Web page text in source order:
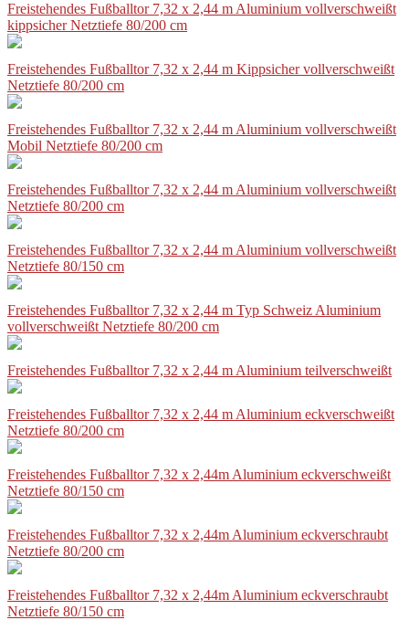
Freistehendes Fußballtor 7,32 x 2,44 m Aluminium vollverschweißt
kippsicher Netztiefe 80/200 cm
Freistehendes Fußballtor 7,32 x 2,44 m Kippsicher vollverschweißt
Netztiefe 80/200 cm
Freistehendes Fußballtor 7,32 x 2,44 m Aluminium vollverschweißt
Mobil Netztiefe 80/200 cm
Freistehendes Fußballtor 7,32 x 2,44 m Aluminium vollverschweißt
Netztiefe 80/200 cm
Freistehendes Fußballtor 7,32 x 2,44 m Aluminium vollverschweißt
Netztiefe 80/150 cm
Freistehendes Fußballtor 7,32 x 2,44 m Typ Schweiz Aluminium
vollverschweißt Netztiefe 80/200 cm
Freistehendes Fußballtor 7,32 x 2,44 m Aluminium teilverschweißt
Freistehendes Fußballtor 7,32 x 2,44 m Aluminium eckverschweißt
Netztiefe 80/200 cm
Freistehendes Fußballtor 7,32 x 2,44m Aluminium eckverschweißt
Netztiefe 80/150 cm
Freistehendes Fußballtor 7,32 x 2,44m Aluminium eckverschraubt
Netztiefe 80/200 cm
Freistehendes Fußballtor 7,32 x 2,44m Aluminium eckverschraubt
Netztiefe 80/150 cm